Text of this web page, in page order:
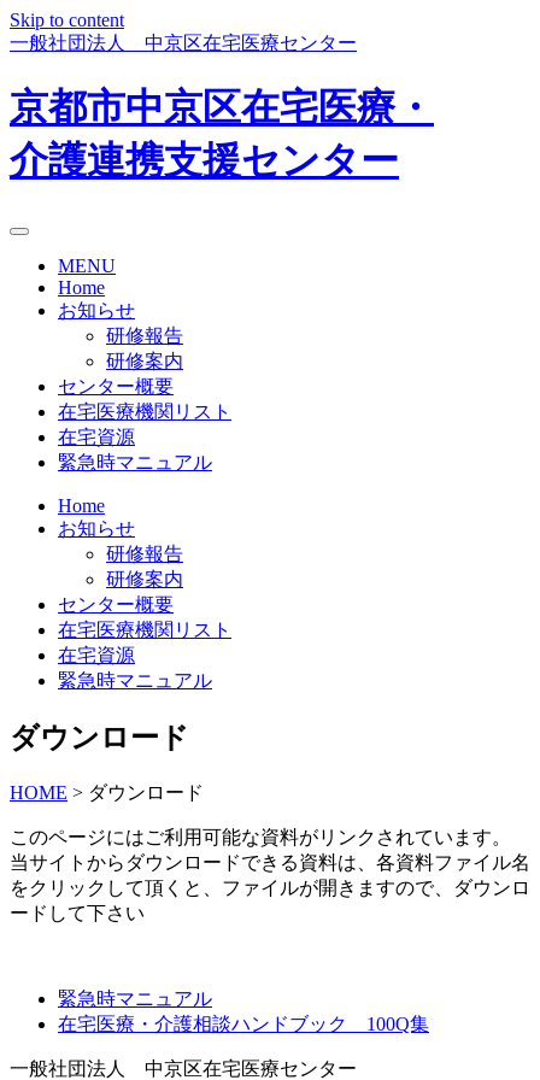
Skip to content
一般社団法人 中京区在宅医療センター
京都市中京区在宅医療・
介護連携支援センター
MENU
Home
お知らせ
研修報告
研修案内
センター概要
在宅医療機関リスト
在宅資源
緊急時マニュアル
Home
お知らせ
研修報告
研修案内
センター概要
在宅医療機関リスト
在宅資源
緊急時マニュアル
ダウンロード
HOME > ダウンロード
このページにはご利用可能な資料がリンクされています。
当サイトからダウンロードできる資料は、各資料ファイル名
をクリックして頂くと、ファイルが開きますので、ダウンロ
ードして下さい
緊急時マニュアル
在宅医療・介護相談ハンドブック 100Q集
一般社団法人 中京区在宅医療センター